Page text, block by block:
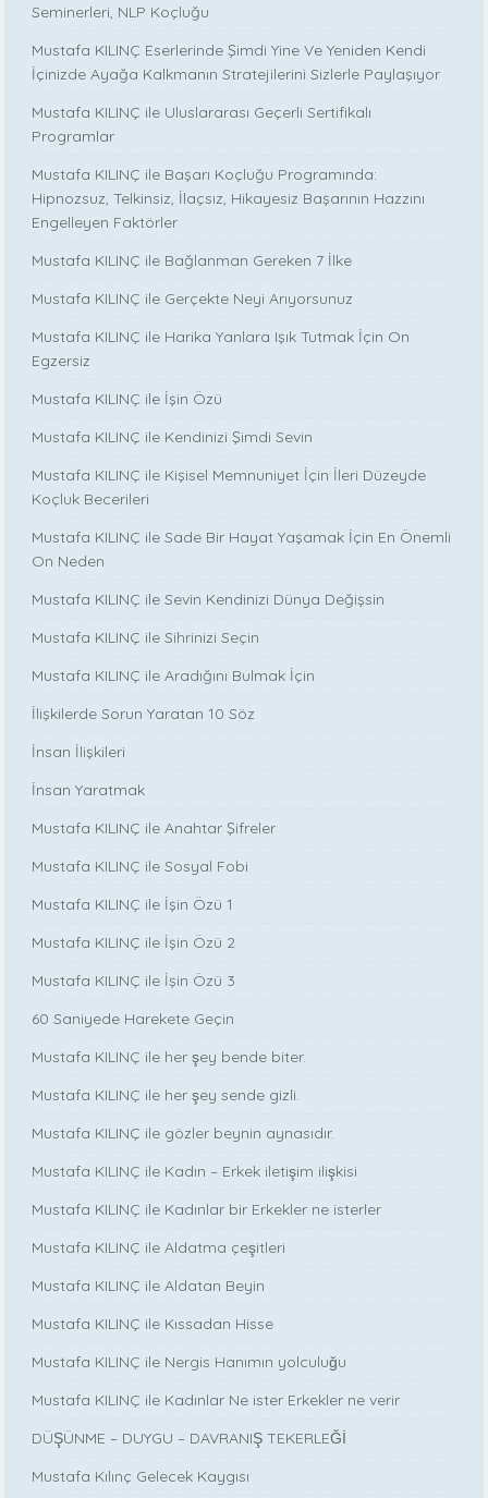
Seminerleri, NLP Koçluğu
Mustafa KILINÇ Eserlerinde Şimdi Yine Ve Yeniden Kendi
İçinizde Ayağa Kalkmanın Stratejilerini Sizlerle Paylaşıyor
Mustafa KILINÇ ile Uluslararası Geçerli Sertifikalı
Programlar
Mustafa KILINÇ ile Başarı Koçluğu Programında:
Hipnozsuz, Telkinsiz, İlaçsız, Hikayesiz Başarının Hazzını
Engelleyen Faktörler
Mustafa KILINÇ ile Bağlanman Gereken 7 İlke
Mustafa KILINÇ ile Gerçekte Neyi Arıyorsunuz
Mustafa KILINÇ ile Harika Yanlara Işık Tutmak İçin On
Egzersiz
Mustafa KILINÇ ile İşin Özü
Mustafa KILINÇ ile Kendinizi Şimdi Sevin
Mustafa KILINÇ ile Kişisel Memnuniyet İçin İleri Düzeyde
Koçluk Becerileri
Mustafa KILINÇ ile Sade Bir Hayat Yaşamak İçin En Önemli
On Neden
Mustafa KILINÇ ile Sevin Kendinizi Dünya Değişsin
Mustafa KILINÇ ile Sihrinizi Seçin
Mustafa KILINÇ ile Aradığını Bulmak İçin
İlişkilerde Sorun Yaratan 10 Söz
İnsan İlişkileri
İnsan Yaratmak
Mustafa KILINÇ ile Anahtar Şifreler
Mustafa KILINÇ ile Sosyal Fobi
Mustafa KILINÇ ile İşin Özü 1
Mustafa KILINÇ ile İşin Özü 2
Mustafa KILINÇ ile İşin Özü 3
60 Saniyede Harekete Geçin
Mustafa KILINÇ ile her şey bende biter.
Mustafa KILINÇ ile her şey sende gizli.
Mustafa KILINÇ ile gözler beynin aynasıdır.
Mustafa KILINÇ ile Kadın – Erkek iletişim ilişkisi
Mustafa KILINÇ ile Kadınlar bir Erkekler ne isterler
Mustafa KILINÇ ile Aldatma çeşitleri
Mustafa KILINÇ ile Aldatan Beyin
Mustafa KILINÇ ile Kıssadan Hisse
Mustafa KILINÇ ile Nergis Hanımın yolculuğu
Mustafa KILINÇ ile Kadınlar Ne ister Erkekler ne verir
DÜŞÜNME – DUYGU – DAVRANIŞ TEKERLEĞİ
Mustafa Kılınç Gelecek Kaygısı